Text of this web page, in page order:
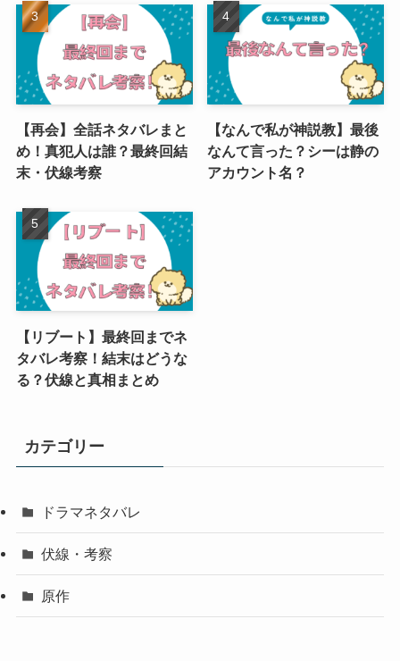
【再会】全話ネタバレまと
め！真犯人は誰？最終回結
末・伏線考察
【なんで私が神説教】最後
なんて言った？シーは静の
アカウント名？
【リブート】最終回までネ
タバレ考察！結末はどうな
る？伏線と真相まとめ
カテゴリー
ドラマネタバレ
伏線・考察
原作